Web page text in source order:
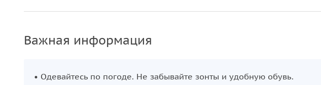
Важная информация
• Одевайтесь по погоде. Не забывайте зонты и удобную обувь.